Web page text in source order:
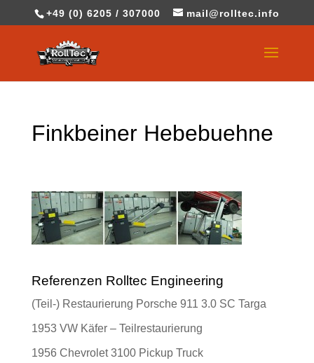
+49 (0) 6205 / 307000 mail@rolltec.info
Finkbeiner Hebebuehne
Referenzen Rolltec Engineering
(Teil-) Restaurierung Porsche 911 3.0 SC Targa
1953 VW Käfer – Teilrestaurierung
1956 Chevrolet 3100 Pickup Truck